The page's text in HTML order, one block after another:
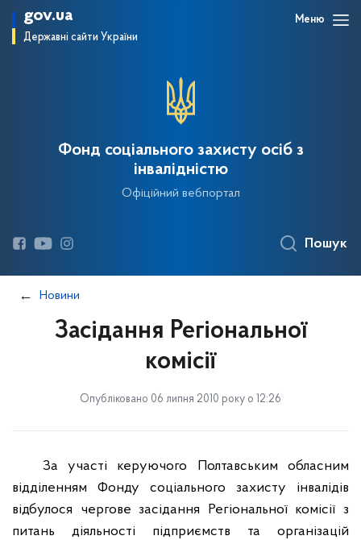
gov.ua
Державні сайти України
Меню
Фонд соціального захисту осіб з
інвалідністю
Офіційний вебпортал
Пошук
Новини
Засідання Регіональної
комісії
Опубліковано 06 липня 2010 року о 12:26
За участі керуючого Полтавським обласним
відділенням Фонду соціального захисту інвалідів
відбулося чергове засідання Регіональної комісії з
питань діяльності підприємств та організацій